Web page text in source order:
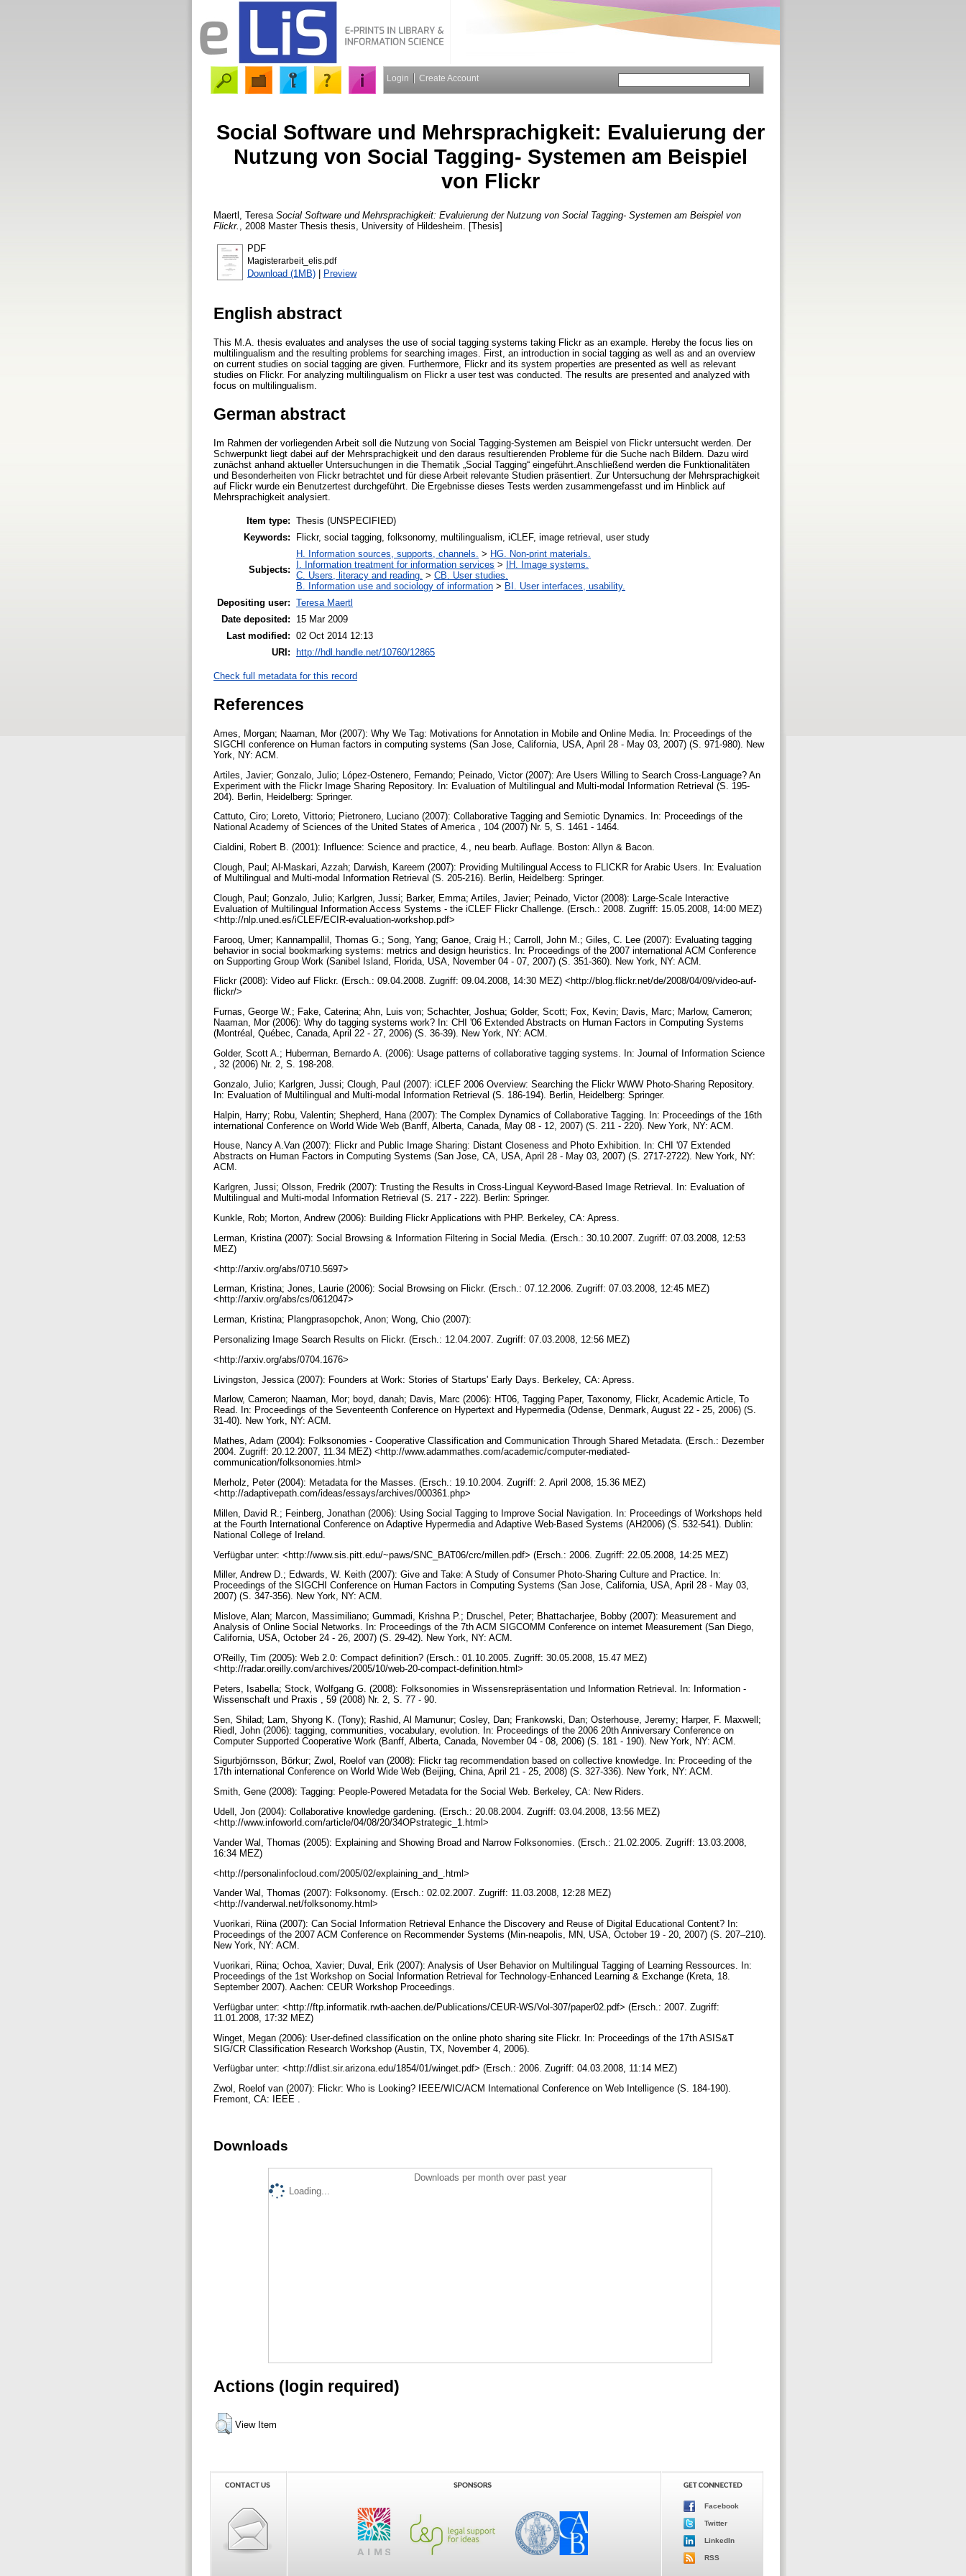
Login Create Account
Social Software und Mehrsprachigkeit: Evaluierung der
Nutzung von Social Tagging- Systemen am Beispiel
von Flickr
Maertl, Teresa Social Software und Mehrsprachigkeit: Evaluierung der Nutzung von Social Tagging- Systemen am Beispiel von
Flickr.
, 2008 Master Thesis thesis, University of Hildesheim. [Thesis]
PDF
Magisterarbeit_elis.pdf
Download (1MB) | Preview
English abstract
This M.A. thesis evaluates and analyses the use of social tagging systems taking Flickr as an example. Hereby the focus lies on
multilingualism and the resulting problems for searching images. First, an introduction in social tagging as well as and an overview
on current studies on social tagging are given. Furthermore, Flickr and its system properties are presented as well as relevant
studies on Flickr. For analyzing multilingualism on Flickr a user test was conducted. The results are presented and analyzed with
focus on multilingualism.
German abstract
Im Rahmen der vorliegenden Arbeit soll die Nutzung von Social Tagging-Systemen am Beispiel von Flickr untersucht werden. Der
Schwerpunkt liegt dabei auf der Mehrsprachigkeit und den daraus resultierenden Probleme für die Suche nach Bildern. Dazu wird
zunächst anhand aktueller Untersuchungen in die Thematik „Social Tagging“ eingeführt.Anschließend werden die Funktionalitäten
und Besonderheiten von Flickr betrachtet und für diese Arbeit relevante Studien präsentiert. Zur Untersuchung der Mehrsprachigkeit
auf Flickr wurde ein Benutzertest durchgeführt. Die Ergebnisse dieses Tests werden zusammengefasst und im Hinblick auf
Mehrsprachigkeit analysiert.
Item type: Thesis (UNSPECIFIED)
Keywords:
Flickr, social tagging, folksonomy, multilingualism, iCLEF, image retrieval, user study
Subjects:
H. Information sources, supports, channels. > HG. Non-print materials.
I. Information treatment for information services >
IH. Image systems.
C. Users, literacy and reading. > CB. User studies.
B. Information use and sociology of information > BI. User interfaces, usability.
Depositing user: Teresa Maertl
Date deposited:
15 Mar 2009
Last modified: 02 Oct 2014 12:13
URI:
http://hdl.handle.net/10760/12865
Check full metadata for this record
References
Ames, Morgan; Naaman, Mor (2007): Why We Tag: Motivations for Annotation in Mobile and Online Media. In: Proceedings of the
SIGCHI conference on Human factors in computing systems (San Jose, California, USA, April 28 - May 03, 2007) (S. 971-980). New
York, NY: ACM.
Artiles, Javier; Gonzalo, Julio; López-Ostenero, Fernando; Peinado, Victor (2007): Are Users Willing to Search Cross-Language? An
Experiment with the Flickr Image Sharing Repository. In: Evaluation of Multilingual and Multi-modal Information Retrieval (S. 195-
204). Berlin, Heidelberg: Springer.
Cattuto, Ciro; Loreto, Vittorio; Pietronero, Luciano (2007): Collaborative Tagging and Semiotic Dynamics. In: Proceedings of the
National Academy of Sciences of the United States of America , 104 (2007) Nr. 5, S. 1461 - 1464.
Cialdini, Robert B. (2001): Influence: Science and practice, 4., neu bearb. Auflage. Boston: Allyn & Bacon.
Clough, Paul; Al-Maskari, Azzah; Darwish, Kareem (2007): Providing Multilingual Access to FLICKR for Arabic Users. In: Evaluation
of Multilingual and Multi-modal Information Retrieval (S. 205-216). Berlin, Heidelberg: Springer.
Clough, Paul; Gonzalo, Julio; Karlgren, Jussi; Barker, Emma; Artiles, Javier; Peinado, Victor (2008): Large-Scale Interactive
Evaluation of Multilingual Information Access Systems - the iCLEF Flickr Challenge. (Ersch.: 2008. Zugriff: 15.05.2008, 14:00 MEZ)
<http://nlp.uned.es/iCLEF/ECIR-evaluation-workshop.pdf>
Farooq, Umer; Kannampallil, Thomas G.; Song, Yang; Ganoe, Craig H.; Carroll, John M.; Giles, C. Lee (2007): Evaluating tagging
behavior in social bookmarking systems: metrics and design heuristics. In: Proceedings of the 2007 international ACM Conference
on Supporting Group Work (Sanibel Island, Florida, USA, November 04 - 07, 2007) (S. 351-360). New York, NY: ACM.
Flickr (2008): Video auf Flickr. (Ersch.: 09.04.2008. Zugriff: 09.04.2008, 14:30 MEZ) <http://blog.flickr.net/de/2008/04/09/video-auf-
flickr/>
Furnas, George W.; Fake, Caterina; Ahn, Luis von; Schachter, Joshua; Golder, Scott; Fox, Kevin; Davis, Marc; Marlow, Cameron;
Naaman, Mor (2006): Why do tagging systems work? In: CHI '06 Extended Abstracts on Human Factors in Computing Systems
(Montréal, Québec, Canada, April 22 - 27, 2006) (S. 36-39). New York, NY: ACM.
Golder, Scott A.; Huberman, Bernardo A. (2006): Usage patterns of collaborative tagging systems. In: Journal of Information Science
, 32 (2006) Nr. 2, S. 198-208.
Gonzalo, Julio; Karlgren, Jussi; Clough, Paul (2007): iCLEF 2006 Overview: Searching the Flickr WWW Photo-Sharing Repository.
In: Evaluation of Multilingual and Multi-modal Information Retrieval (S. 186-194). Berlin, Heidelberg: Springer.
Halpin, Harry; Robu, Valentin; Shepherd, Hana (2007): The Complex Dynamics of Collaborative Tagging. In: Proceedings of the 16th
international Conference on World Wide Web (Banff, Alberta, Canada, May 08 - 12, 2007) (S. 211 - 220). New York, NY: ACM.
House, Nancy A.Van (2007): Flickr and Public Image Sharing: Distant Closeness and Photo Exhibition. In: CHI '07 Extended
Abstracts on Human Factors in Computing Systems (San Jose, CA, USA, April 28 - May 03, 2007) (S. 2717-2722). New York, NY:
ACM.
Karlgren, Jussi; Olsson, Fredrik (2007): Trusting the Results in Cross-Lingual Keyword-Based Image Retrieval. In: Evaluation of
Multilingual and Multi-modal Information Retrieval (S. 217 - 222). Berlin: Springer.
Kunkle, Rob; Morton, Andrew (2006): Building Flickr Applications with PHP. Berkeley, CA: Apress.
Lerman, Kristina (2007): Social Browsing & Information Filtering in Social Media. (Ersch.: 30.10.2007. Zugriff: 07.03.2008, 12:53
MEZ)
<http://arxiv.org/abs/0710.5697>
Lerman, Kristina; Jones, Laurie (2006): Social Browsing on Flickr. (Ersch.: 07.12.2006. Zugriff: 07.03.2008, 12:45 MEZ)
<http://arxiv.org/abs/cs/0612047>
Lerman, Kristina; Plangprasopchok, Anon; Wong, Chio (2007):
Personalizing Image Search Results on Flickr. (Ersch.: 12.04.2007. Zugriff: 07.03.2008, 12:56 MEZ)
<http://arxiv.org/abs/0704.1676>
Livingston, Jessica (2007): Founders at Work: Stories of Startups' Early Days. Berkeley, CA: Apress.
Marlow, Cameron; Naaman, Mor; boyd, danah; Davis, Marc (2006): HT06, Tagging Paper, Taxonomy, Flickr, Academic Article, To
Read. In: Proceedings of the Seventeenth Conference on Hypertext and Hypermedia (Odense, Denmark, August 22 - 25, 2006) (S.
31-40). New York, NY: ACM.
Mathes, Adam (2004): Folksonomies - Cooperative Classification and Communication Through Shared Metadata. (Ersch.: Dezember
2004. Zugriff: 20.12.2007, 11.34 MEZ) <http://www.adammathes.com/academic/computer-mediated-
communication/folksonomies.html>
Merholz, Peter (2004): Metadata for the Masses. (Ersch.: 19.10.2004. Zugriff: 2. April 2008, 15.36 MEZ)
<http://adaptivepath.com/ideas/essays/archives/000361.php>
Millen, David R.; Feinberg, Jonathan (2006): Using Social Tagging to Improve Social Navigation. In: Proceedings of Workshops held
at the Fourth International Conference on Adaptive Hypermedia and Adaptive Web-Based Systems (AH2006) (S. 532-541). Dublin:
National College of Ireland.
Verfügbar unter: <http://www.sis.pitt.edu/~paws/SNC_BAT06/crc/millen.pdf> (Ersch.: 2006. Zugriff: 22.05.2008, 14:25 MEZ)
Miller, Andrew D.; Edwards, W. Keith (2007): Give and Take: A Study of Consumer Photo-Sharing Culture and Practice. In:
Proceedings of the SIGCHI Conference on Human Factors in Computing Systems (San Jose, California, USA, April 28 - May 03,
2007) (S. 347-356). New York, NY: ACM.
Mislove, Alan; Marcon, Massimiliano; Gummadi, Krishna P.; Druschel, Peter; Bhattacharjee, Bobby (2007): Measurement and
Analysis of Online Social Networks. In: Proceedings of the 7th ACM SIGCOMM Conference on internet Measurement (San Diego,
California, USA, October 24 - 26, 2007) (S. 29-42). New York, NY: ACM.
O'Reilly, Tim (2005): Web 2.0: Compact definition? (Ersch.: 01.10.2005. Zugriff: 30.05.2008, 15.47 MEZ)
<http://radar.oreilly.com/archives/2005/10/web-20-compact-definition.html>
Peters, Isabella; Stock, Wolfgang G. (2008): Folksonomies in Wissensrepräsentation und Information Retrieval. In: Information -
Wissenschaft und Praxis , 59 (2008) Nr. 2, S. 77 - 90.
Sen, Shilad; Lam, Shyong K. (Tony); Rashid, Al Mamunur; Cosley, Dan; Frankowski, Dan; Osterhouse, Jeremy; Harper, F. Maxwell;
Riedl, John (2006): tagging, communities, vocabulary, evolution. In: Proceedings of the 2006 20th Anniversary Conference on
Computer Supported Cooperative Work (Banff, Alberta, Canada, November 04 - 08, 2006) (S. 181 - 190). New York, NY: ACM.
Sigurbjörnsson, Börkur; Zwol, Roelof van (2008): Flickr tag recommendation based on collective knowledge. In: Proceeding of the
17th international Conference on World Wide Web (Beijing, China, April 21 - 25, 2008) (S. 327-336). New York, NY: ACM.
Smith, Gene (2008): Tagging: People-Powered Metadata for the Social Web. Berkeley, CA: New Riders.
Udell, Jon (2004): Collaborative knowledge gardening. (Ersch.: 20.08.2004. Zugriff: 03.04.2008, 13:56 MEZ)
<http://www.infoworld.com/article/04/08/20/34OPstrategic_1.html>
Vander Wal, Thomas (2005): Explaining and Showing Broad and Narrow Folksonomies. (Ersch.: 21.02.2005. Zugriff: 13.03.2008,
16:34 MEZ)
<http://personalinfocloud.com/2005/02/explaining_and_.html>
Vander Wal, Thomas (2007): Folksonomy. (Ersch.: 02.02.2007. Zugriff: 11.03.2008, 12:28 MEZ)
<http://vanderwal.net/folksonomy.html>
Vuorikari, Riina (2007): Can Social Information Retrieval Enhance the Discovery and Reuse of Digital Educational Content? In:
Proceedings of the 2007 ACM Conference on Recommender Systems (Min-neapolis, MN, USA, October 19 - 20, 2007) (S. 207–210).
New York, NY: ACM.
Vuorikari, Riina; Ochoa, Xavier; Duval, Erik (2007): Analysis of User Behavior on Multilingual Tagging of Learning Ressources. In:
Proceedings of the 1st Workshop on Social Information Retrieval for Technology-Enhanced Learning & Exchange (Kreta, 18.
September 2007). Aachen: CEUR Workshop Proceedings.
Verfügbar unter: <http://ftp.informatik.rwth-aachen.de/Publications/CEUR-WS/Vol-307/paper02.pdf> (Ersch.: 2007. Zugriff:
11.01.2008, 17:32 MEZ)
Winget, Megan (2006): User-defined classification on the online photo sharing site Flickr. In: Proceedings of the 17th ASIS&T
SIG/CR Classification Research Workshop (Austin, TX, November 4, 2006).
Verfügbar unter: <http://dlist.sir.arizona.edu/1854/01/winget.pdf> (Ersch.: 2006. Zugriff: 04.03.2008, 11:14 MEZ)
Zwol, Roelof van (2007): Flickr: Who is Looking? IEEE/WIC/ACM International Conference on Web Intelligence (S. 184-190).
Fremont, CA: IEEE .
Downloads
Downloads per month over past year
Loading...
Actions (login required)
View Item
Facebook
Twitter
LinkedIn
RSS